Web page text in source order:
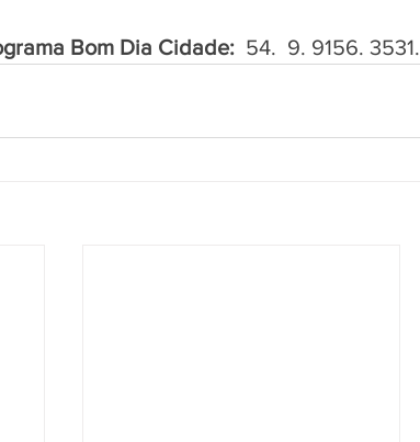
Bom Dia Cidade: 54.  9. 9156. 3531.